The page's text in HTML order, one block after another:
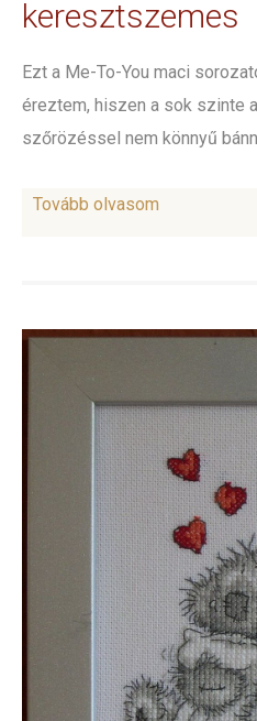
keresztszemes
Ezt a Me-To-You maci
éreztem, hiszen a sok szinte
szőrözéssel nem könnyű
Tovább olvasom